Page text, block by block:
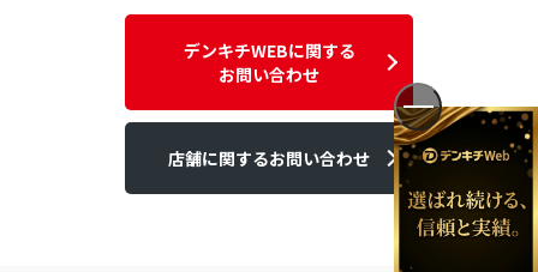
デンキチWEBに関する
お問い合わせ
店舗に関するお問い合わせ